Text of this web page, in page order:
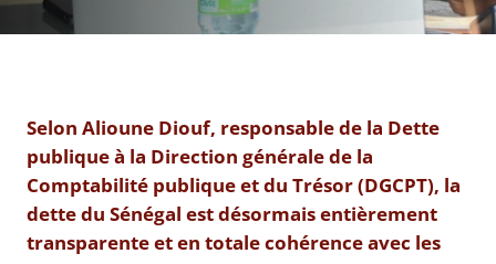
Selon Alioune Diouf, responsable de la Dette
publique à la Direction générale de la
Comptabilité publique et du Trésor (DGCPT), la
dette du Sénégal est désormais entièrement
transparente et en totale cohérence avec les